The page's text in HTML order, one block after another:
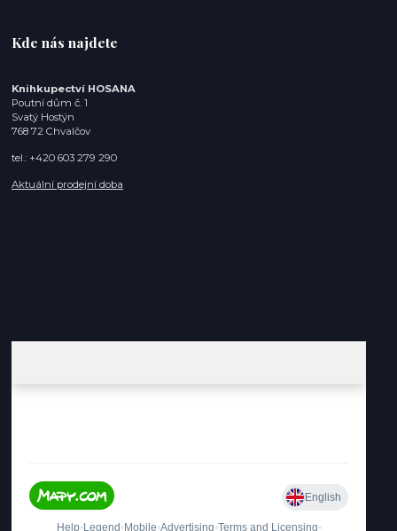
Kde nás najdete
Knihkupectví HOSANA
Poutní dům č. 1
Svatý Hostýn
768 72 Chvalčov
tel.: +420 603 279 290
Aktuální prodejní doba